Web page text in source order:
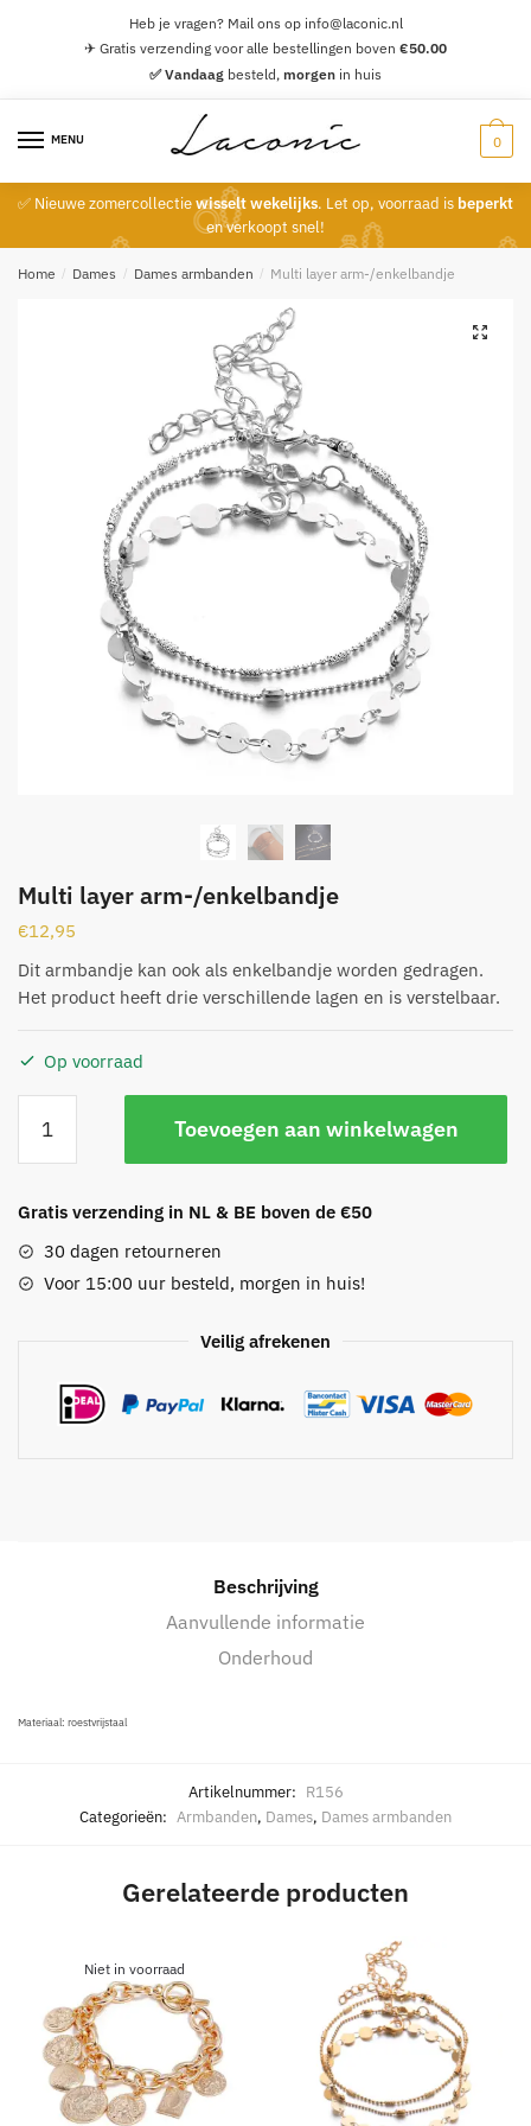
Heb je vragen? Mail ons op info@laconic.nl
✈ Gratis verzending voor alle bestellingen boven €50.00
✅ Vandaag besteld, morgen in huis
MENU 0
✅ Nieuwe zomercollectiewisselt wekelijks. Let op, voorraad is beperkt
en verkoopt snel!
Home / Dames / Dames armbanden / Multi layer arm-/enkelbandje
🔍
Multi layer arm-/enkelbandje
€12,95
Dit armbandje kan ook als enkelbandje worden gedragen.
Het product heeft drie verschillende lagen en is verstelbaar.
Op voorraad
layer
arm-/enkelbandje
Toevoegen aan winkelwagen
Gratis verzending in NL & BE boven de €50
30 dagen retourneren
Voor 15:00 uur besteld, morgen in huis!
Veilig afrekenen
Beschrijving
Aanvullende informatie
Onderhoud
Materiaal: roestvrijstaal
Artikelnummer: R156
Categorieën: Armbanden, Dames, Dames armbanden
Gerelateerde producten
Niet in voorraad